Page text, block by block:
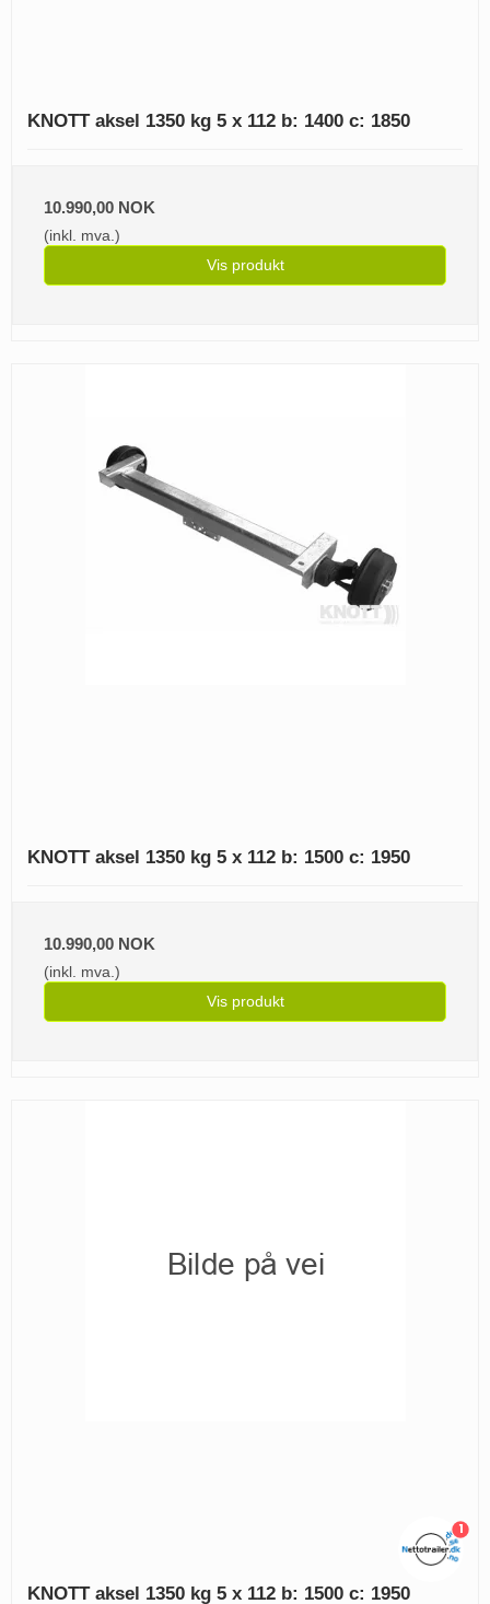
KNOTT aksel 1350 kg 5 x 112 b: 1400 c: 1850
10.990,00 NOK
(inkl. mva.)
Vis produkt
KNOTT aksel 1350 kg 5 x 112 b: 1500 c: 1950
10.990,00 NOK
(inkl. mva.)
Vis produkt
KNOTT aksel 1350 kg 5 x 112 b: 1500 c: 1950
1